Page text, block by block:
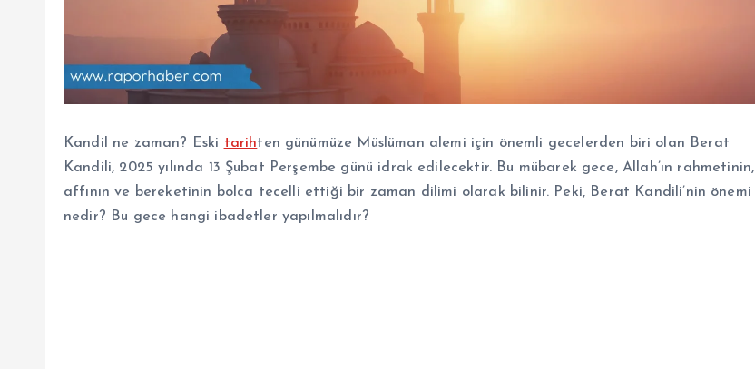
Kandil ne zaman? Eski tarihten günümüze Müslüman alemi için önemli gecelerden biri olan Berat
Kandili, 2025 yılında 13 Şubat Perşembe günü idrak edilecektir. Bu mübarek gece, Allah’ın rahmetinin,
affının ve bereketinin bolca tecelli ettiği bir zaman dilimi olarak bilinir. Peki, Berat Kandili’nin önemi
nedir? Bu gece hangi ibadetler yapılmalıdır?